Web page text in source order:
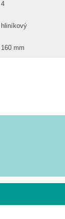
4
hliníkový
160 mm